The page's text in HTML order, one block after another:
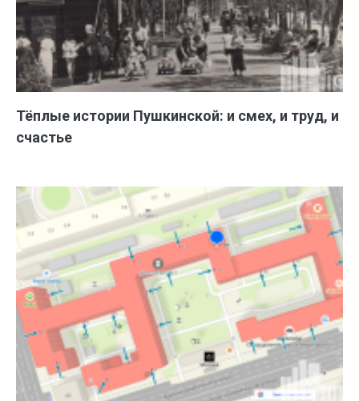
Тёплые истории Пушкинской: и смех, и труд, и
счастье